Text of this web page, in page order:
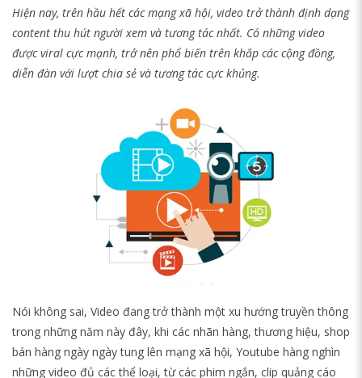
Hiện nay, trên hầu hết các mạng xã hội, video trở thành định dạng
content thu hút người xem và tương tác nhất. Có những video
được viral cực mạnh, trở nên phổ biến trên khắp các cộng đồng,
diễn đàn với lượt chia sẻ và tương tác cực khủng.
Nói không sai, Video đang trở thành một xu hướng truyền thông
trong những năm này đây, khi các nhãn hàng, thương hiệu, shop
bán hàng ngày ngày tung lên mạng xã hội, Youtube hàng nghìn
những video đủ các thể loại, từ các phim ngắn, clip quảng cáo